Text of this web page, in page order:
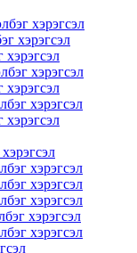
хэрэгсэл
хэрэгсэл
хэрэгсэл
хэрэгсэл
хэрэгсэл
хэрэгсэл
хэрэгсэл
хэрэгсэл
хэрэгсэл